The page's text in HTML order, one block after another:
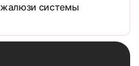
системы